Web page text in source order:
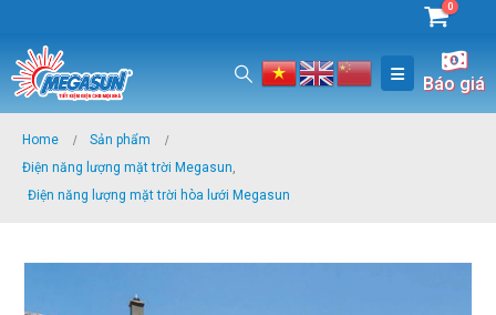
0
Báo giá
Home
Sản phẩm
Điện năng lượng mặt trời Megasun,
Điện năng lượng mặt trời hòa lưới Megasun